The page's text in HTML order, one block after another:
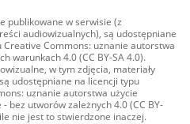
publikowane w serwisie (z
audiowizualnych), są udostępniane
Creative Commons: uznanie autorstwa
warunkach 4.0 (CC BY-SA 4.0).
w tym zdjęcia, materiały
udostępniane na licencji typu
uznanie autorstwa użycie
bez utworów zależnych 4.0 (CC BY-
nie jest to stwierdzone inaczej.